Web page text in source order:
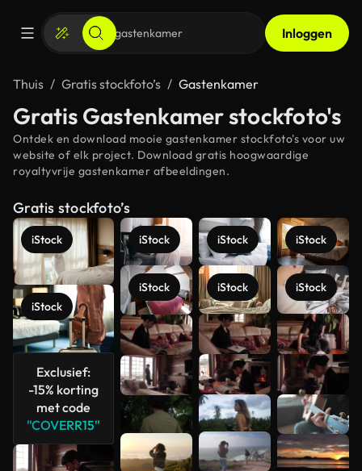
Inloggen
Thuis Gratis stockfoto’s Gastenkamer
Gratis Gastenkamer stockfoto's
Ontdek en download mooie gastenkamer stockfoto's voor uw
website of elk project. Download gratis hoogwaardige
royaltyvrije gastenkamer afbeeldingen.
Gratis stockfoto’s
iStock
iStock
Exclusief:
-15% korting
met code
"COVERR15"
iStock
iStock
iStock
iStock
iStock
iStock
Meer
bekijken